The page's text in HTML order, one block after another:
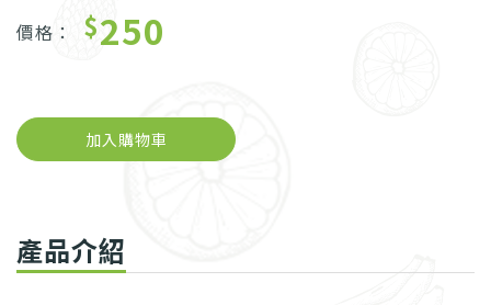
價格： $250
加入購物車
產品介紹